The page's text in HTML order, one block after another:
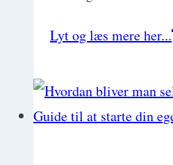
Lyt og læs mere her...